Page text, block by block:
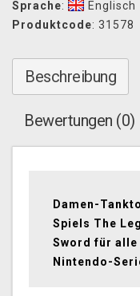
Sprache:
Englisch
Produktcode: 31578
Beschreibung
Bewertungen (0)
Damen-
Spiels The
Sword für alle
Nintendo-